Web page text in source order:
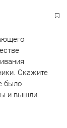
Скажите
было
и вышли.